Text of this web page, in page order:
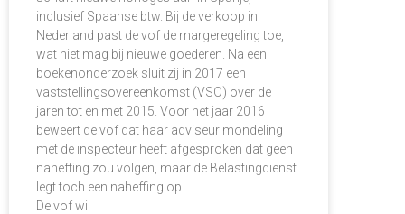
inclusief Spaanse btw. Bij de verkoop in
Nederland past de vof de margeregeling toe,
wat niet mag bij nieuwe goederen. Na een
boekenonderzoek sluit zij in 2017 een
vaststellingsovereenkomst (VSO) over de
jaren tot en met 2015. Voor het jaar 2016
beweert de vof dat haar adviseur mondeling
met de inspecteur heeft afgesproken dat geen
naheffing zou volgen, maar de Belastingdienst
legt toch een naheffing op.
De vof wil